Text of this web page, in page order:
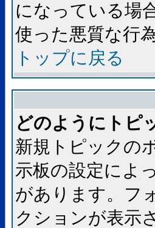
になっている場
使った悪質な行
トップに戻る
どのようにトピ
新規トピックの
示板の設定によ
があります。フ
クションが表示